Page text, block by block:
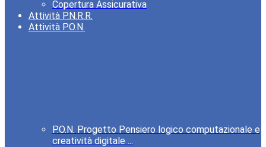
Copertura Assicurativa
Attività P.N.R.R.
Attività P.O.N.
P.O.N. Progetto Pensiero logico computazionale e
creatività digitale ...